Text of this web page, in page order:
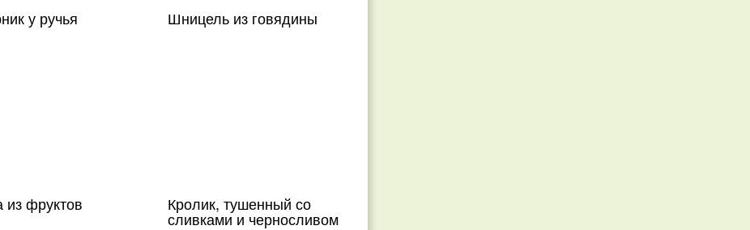
у ручья Шницель из говядины
из фруктов Кролик, тушенный со
сливками и черносливом